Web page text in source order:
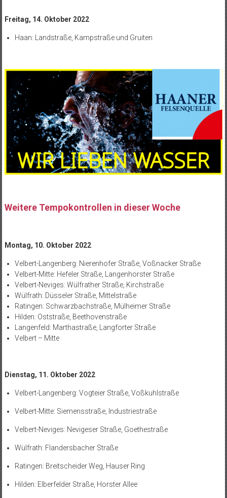
Freitag, 14. Oktober 2022
Haan: Landstraße, Kampstraße und Gruiten
Weitere Tempokontrollen in dieser Woche
Montag, 10. Oktober 2022
Velbert-Langenberg: Nierenhofer Straße, Voßnacker Straße
Velbert-Mitte: Hefeler Straße, Langenhorster Straße
Velbert-Neviges: Wülfrather Straße, Kirchstraße
Wülfrath: Düsseler Straße, Mittelstraße
Ratingen: Schwarzbachstraße, Mülheimer Straße
Hilden: Oststraße, Beethovenstraße
Langenfeld: Marthastraße, Langforter Straße
Velbert – Mitte
Dienstag, 11. Oktober 2022
Velbert-Langenberg: Vogteier Straße, Voßkuhlstraße
Velbert-Mitte: Siemensstraße, Industriestraße
Velbert-Neviges: Nevigeser Straße, Goethestraße
Wülfrath: Flandersbacher Straße
Ratingen: Breitscheider Weg, Hauser Ring
Hilden: Elberfelder Straße, Horster Allee